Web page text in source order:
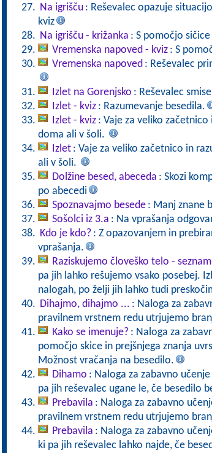
Na igrišču : Reševalec opazuje
kviz
Na igrišču - križanka : S pomočjo
Vremenska napoved - kviz : S
Vremenska napoved : Reševalec
Izlet na Gorenjsko : Reševalec
Izlet - kviz : Razumevanje besedila.
Izlet - kviz : Vaje za veliko
doma ali v šoli.
Izlet : Vaje za veliko začetnico in
ali v šoli.
Dolžine besed, abeceda : Skozi
po abecedi
Spoznavajmo besede : Manj znane
Sošolci iz 3.a : Na vprašanja
Kdo je kdo? : Z opazovanjem in
vprašanja.
Raziskujemo človeško telo - seznam
pa jih lahko rešujemo vsako posebej.
nalogah, po želji jih lahko tudi
Dihajmo, dihajmo ... : Naloga za
pravilnem vrstnem redu utrjujemo
Kako se imenuje? : Naloga za
pomočjo skice in prejšnjega znanja
Možnost vračanja na besedilo.
Dihamo : Naloga za zabavno
pa jih reševalec ugane le, če besedilo
Prebavila : Naloga za zabavno
pravilnem vrstnem redu utrjujemo
Prebavila : Naloga za zabavno
ki pa jih reševalec lahko najde, če